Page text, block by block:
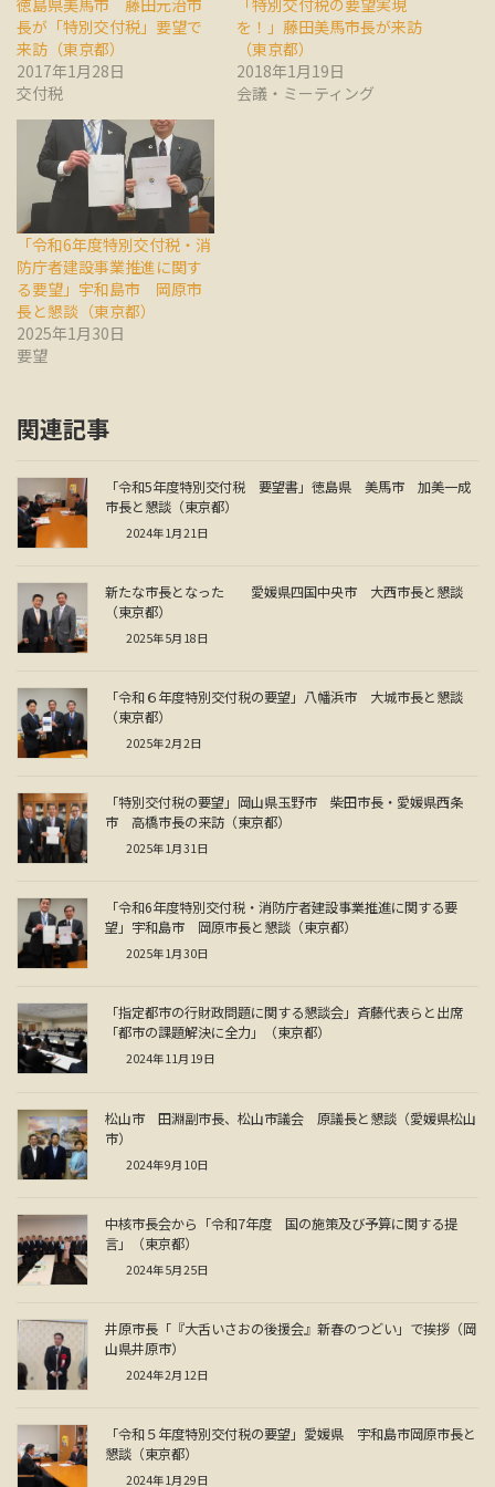
徳島県美馬市 藤田元治市
長が「特別交付税」要望で
来訪（東京都）
2017年1月28日
交付税
「特別交付税の要望実現
を！」藤田美馬市長が来訪
（東京都）
2018年1月19日
会議・ミーティング
「令和6年度特別交付税・消
防庁者建設事業推進に関す
る要望」宇和島市 岡原市
長と懇談（東京都）
2025年1月30日
要望
関連記事
「令和5年度特別交付税 要望書」徳島県 美馬市 加美一成
市長と懇談（東京都）
2024年1月21日
新たな市長となった 愛媛県四国中央市 大西市長と懇談
（東京都）
2025年5月18日
「令和６年度特別交付税の要望」八幡浜市 大城市長と懇談
（東京都）
2025年2月2日
「特別交付税の要望」岡山県玉野市 柴田市長・愛媛県西条
市 高橋市長の来訪（東京都）
2025年1月31日
「令和6年度特別交付税・消防庁者建設事業推進に関する要
望」宇和島市 岡原市長と懇談（東京都）
2025年1月30日
「指定都市の行財政問題に関する懇談会」斉藤代表らと出席
「都市の課題解決に全力」（東京都）
2024年11月19日
松山市 田淵副市長、松山市議会 原議長と懇談（愛媛県松山
市）
2024年9月10日
中核市長会から「令和7年度 国の施策及び予算に関する提
言」（東京都）
2024年5月25日
井原市長「『大舌いさおの後援会』新春のつどい」で挨拶（岡
山県井原市）
2024年2月12日
「令和５年度特別交付税の要望」愛媛県 宇和島市岡原市長と
懇談（東京都）
2024年1月29日